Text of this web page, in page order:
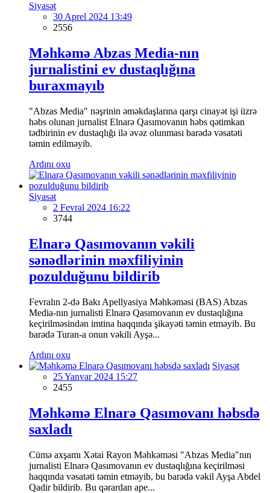
Siyasət
30 Aprel 2024 13:49
2556
Məhkəmə Abzas Media-nın
jurnalistini ev dustaqlığına
buraxmayıb
"Abzas Media" nəşrinin əməkdaşlarına qarşı cinayət işi üzrə
həbs olunan jurnalist Elnarə Qasımovanın həbs qətimkan
tədbirinin ev dustaqlığı ilə əvəz olunması barədə vəsatəti
təmin edilməyib.
Ardını oxu
Siyasət
2 Fevral 2024 16:22
3744
Elnarə Qasımovanın vəkili
sənədlərinin məxfiliyinin
pozulduğunu bildirib
Fevralın 2-də Bakı Apellyasiya Məhkəməsi (BAS) Abzas
Media-nın jurnalisti Elnarə Qasımovanın ev dustaqlığına
keçirilməsindən imtina haqqında şikayəti təmin etməyib. Bu
barədə Turan-a onun vəkili Ayşə...
Ardını oxu
Siyasət
25 Yanvar 2024 15:27
2455
Məhkəmə Elnarə Qasımovanı həbsdə
saxladı
Cümə axşamı Xətai Rayon Məhkəməsi "Abzas Media"nın
jurnalisti Elnarə Qasımovanın ev dustaqlığına keçirilməsi
haqqında vəsatəti təmin etməyib, bu barədə vəkil Ayşa Abdel
Qadir bildirib. Bu qərardan ape...